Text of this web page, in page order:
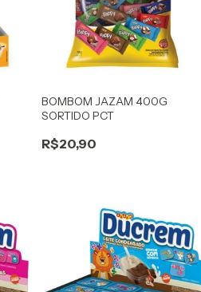
BOMBOM JAZAM 400G
SORTIDO PCT
R$20,90